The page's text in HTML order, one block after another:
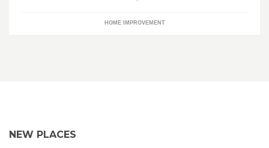
HOME IMPROVEMENT
NEW PLACES